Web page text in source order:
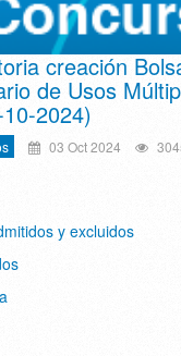
creación
de Usos
2024)
03 Oct 2024
y excluidos